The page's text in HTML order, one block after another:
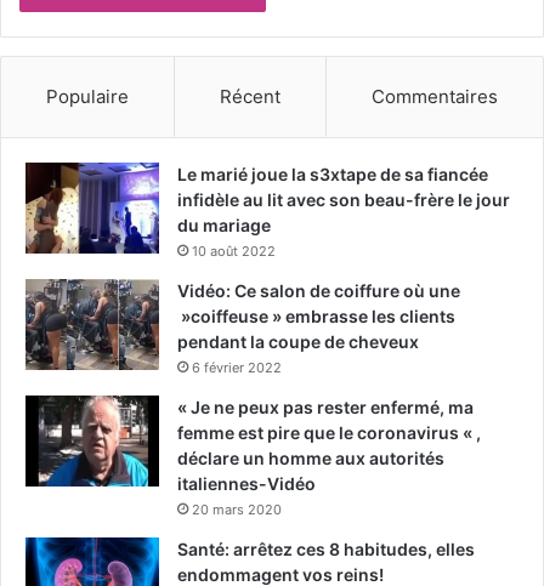
Populaire Récent Commentaires
Le marié joue la s3xtape de sa fiancée
infidèle au lit avec son beau-frère le jour
du mariage
10 août 2022
Vidéo: Ce salon de coiffure où une
»coiffeuse » embrasse les clients
pendant la coupe de cheveux
6 février 2022
« Je ne peux pas rester enfermé, ma
femme est pire que le coronavirus « ,
déclare un homme aux autorités
italiennes-Vidéo
20 mars 2020
Santé: arrêtez ces 8 habitudes, elles
endommagent vos reins!